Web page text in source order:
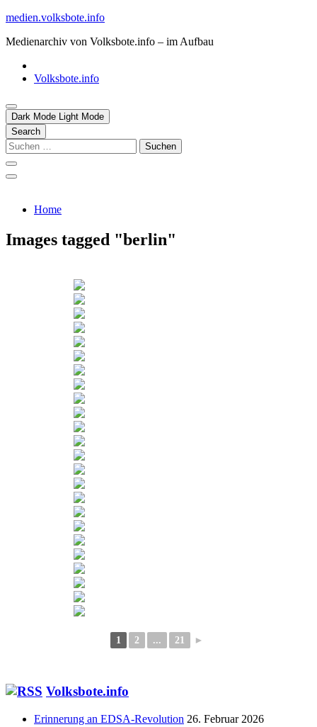
Skip
content
medien.volksbote.info
Medienarchiv von Volksbote.info – im Aufbau
Volksbote.info
Dark Mode Light Mode
Search
Suchen
nach:
Home
Images tagged "berlin"
1 2 ... 21 ►
Volksbote.info
Erinnerung an EDSA-Revolution 26. Februar 2026